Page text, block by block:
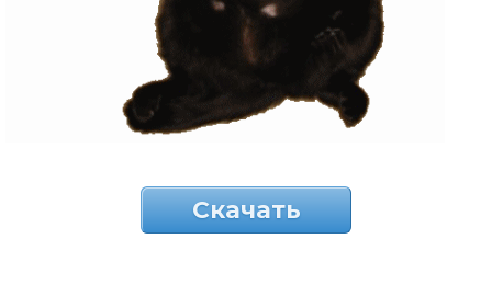
Скачать